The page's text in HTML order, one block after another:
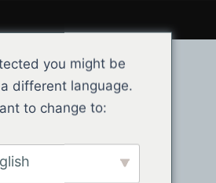
you might be
different language.
to change to: